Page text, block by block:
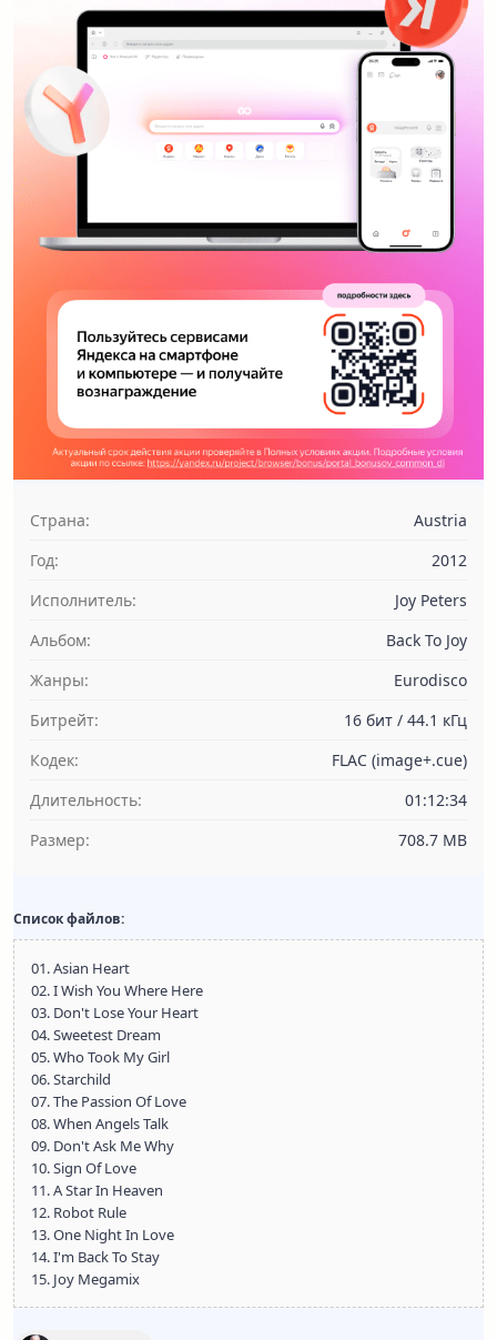
Страна:
Austria
Год:
2012
Исполнитель:
Joy Peters
Альбом:
Back To Joy
Жанры:
Eurodisco
Битрейт:
16 бит / 44.1 кГц
Кодек:
FLAC (image+.cue)
Длительность:
01:12:34
Размер:
708.7 MB
Список файлов:
01. Asian Heart
02. I Wish You Where Here
03. Don't Lose Your Heart
04. Sweetest Dream
05. Who Took My Girl
06. Starchild
07. The Passion Of Love
08. When Angels Talk
09. Don't Ask Me Why
10. Sign Of Love
11. A Star In Heaven
12. Robot Rule
13. One Night In Love
14. I'm Back To Stay
15. Joy Megamix